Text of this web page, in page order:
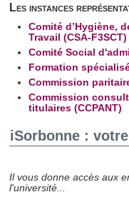
Les instances
Comité d’Hygiène,
Travail (CSA-F3SCT)
Comité Social
Formation
Commission
Commission
titulaires (CCPANT)
iSorbonne :
Il vous donne accès aux
l'université...